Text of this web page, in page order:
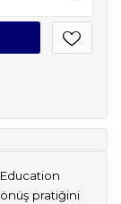
pratiğini